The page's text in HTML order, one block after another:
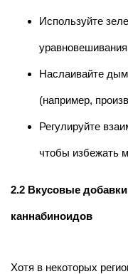
Используйте
Наслаивайте
(например,
Регулируйте
чтобы избежать
2.2 Вкусовые
каннабиноидов
Хотя в некоторых